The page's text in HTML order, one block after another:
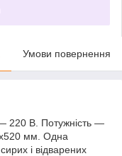
Умови повернення
220 В. Потужність —
мм. Одна
і відварених